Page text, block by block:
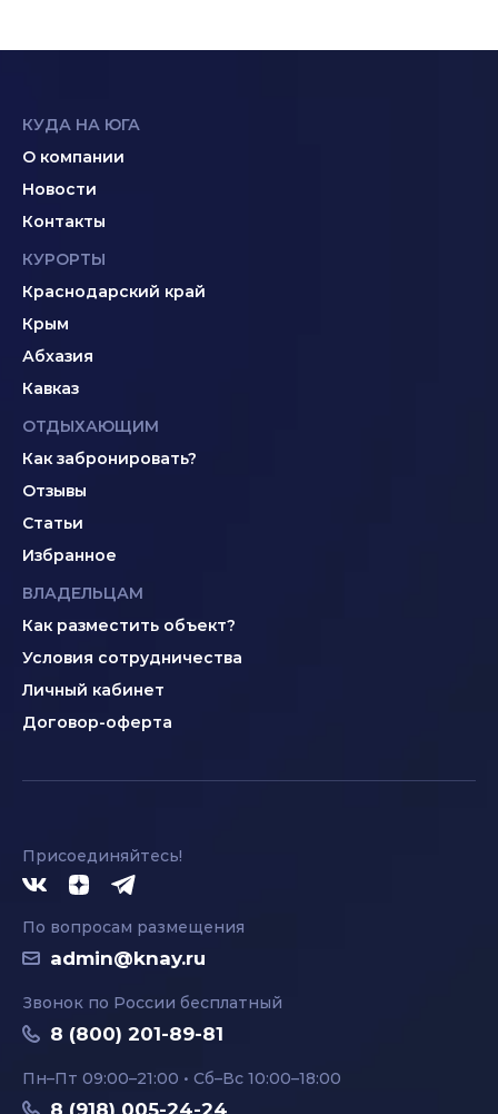
КУДА НА ЮГА
О компании
Новости
Контакты
КУРОРТЫ
Краснодарский край
Крым
Абхазия
Кавказ
ОТДЫХАЮЩИМ
Как забронировать?
Отзывы
Статьи
Избранное
ВЛАДЕЛЬЦАМ
Как разместить объект?
Условия сотрудничества
Личный кабинет
Договор-оферта
Присоединяйтесь!
По вопросам размещения
admin@knay.ru
Звонок по России бесплатный
8 (800) 201-89-81
Пн–Пт 09:00–21:00 • Сб–Вс 10:00–18:00